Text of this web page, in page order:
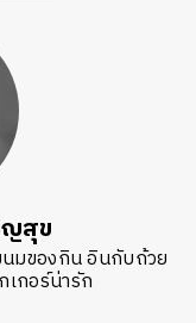
สุข
มของกิน อินกับถ้วย
กอร์น่ารัก